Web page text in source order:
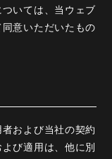
いては、当ウェブ
意いただいたもの
および当社の契約
び適用は、他に別